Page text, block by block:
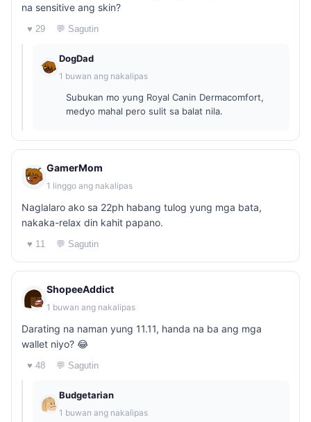
na sensitive ang skin?
♥ 29 💬 Sagutin
DogDad
1 buwan ang nakalipas
Subukan mo yung Royal Canin Dermacomfort,
medyo mahal pero sulit sa balat nila.
GamerMom
1 linggo ang nakalipas
Naglalaro ako sa 22ph habang tulog yung mga bata,
nakaka-relax din kahit papano.
♥ 11 💬 Sagutin
ShopeeAddict
1 buwan ang nakalipas
Darating na naman yung 11.11, handa na ba ang mga
wallet niyo? 😂
♥ 48 💬 Sagutin
Budgetarian
1 buwan ang nakalipas